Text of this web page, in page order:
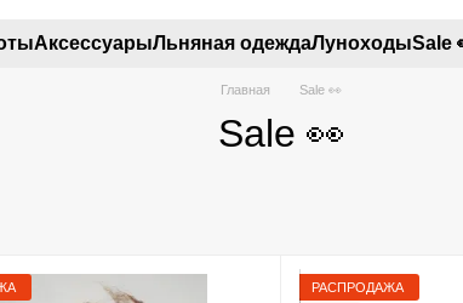
АксессуарыЛьняная одеждаЛуноходыSale
Главная Sale 👀
Sale 👀
РАСПРОДАЖА